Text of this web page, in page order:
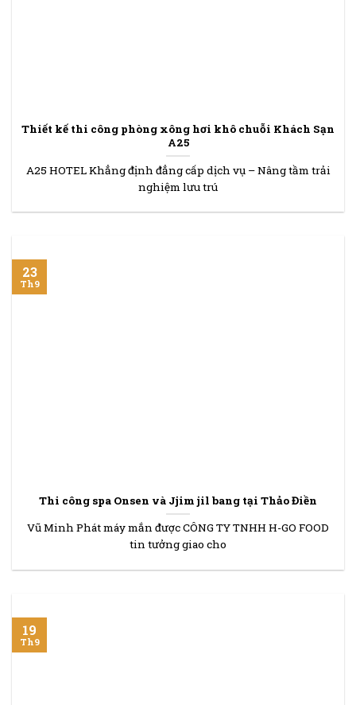
Thiết kế thi công phòng xông hơi khô chuỗi Khách Sạn
A25
A25 HOTEL Khẳng định đẳng cấp dịch vụ – Nâng tầm trải
nghiệm lưu trú
Thi công spa Onsen và Jjim jil bang tại Thảo Điền
Vũ Minh Phát máy mắn được CÔNG TY TNHH H-GO FOOD
tin tưởng giao cho
23
Th9
19
Th9